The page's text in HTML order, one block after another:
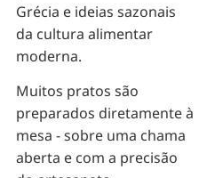
Grécia e ideias sazonais
da cultura alimentar
moderna.
Muitos pratos são
preparados diretamente à
mesa - sobre uma chama
aberta e com a precisão